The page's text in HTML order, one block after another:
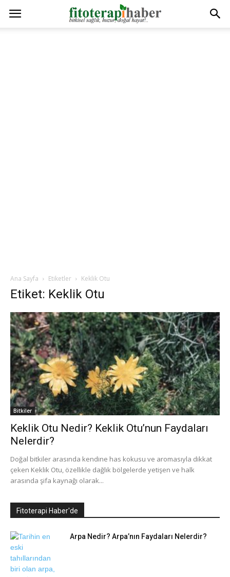
Ana Sayfa Etiketler Keklik Otu
Etiket: Keklik Otu
Bitkiler
Keklik Otu Nedir? Keklik Otu’nun Faydaları
Nelerdir?
Doğal bitkiler arasında kendine has kokusu ve aromasıyla dikkat
çeken Keklik Otu, özellikle dağlık bölgelerde yetişen ve halk
arasında şifa kaynağı olarak...
Fitoterapi Haber'de
Arpa Nedir? Arpa’nın Faydaları Nelerdir?